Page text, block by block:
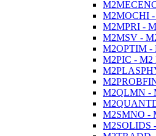
M2MOCHI -
M2MPRI -
M2MSV -
M2OPTIM -
M2PIC - M2
M2QLMN -
M2SMNO -
M2SOLIDS